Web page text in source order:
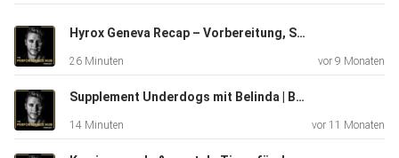
Ein ehrlicher Blick hinter die Kulissen der Landwirtschaft –
mit
Fakten, Werten und einer Portion Humor.
Hyrox Geneva Recap – Vorbereitung, Supplements & das Pro Double Erlebnis
26 Minuten vor 9 Monaten
Supplement Underdogs mit Belinda | Behind the Performance
14 Minuten vor 11 Monaten